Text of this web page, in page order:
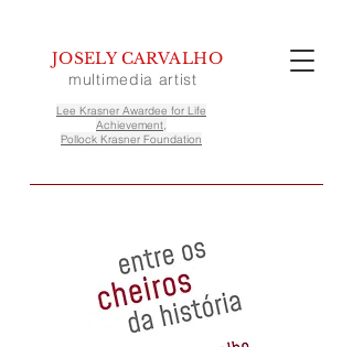
Lee Krasner Awardee for Life
Achievement,
Pollock Krasner Foundation
JOSELY CARVALHO
multimedia artist